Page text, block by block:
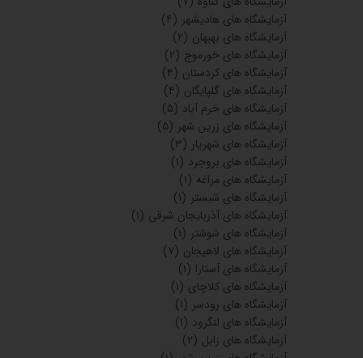
آزمایشگاه های هادیشهر (۴)
آزمایشگاه های بهبهان (۲)
آزمایشگاه های خورموج (۲)
آزمایشگاه های کردستان (۴)
آزمایشگاه های گلپایگان (۴)
آزمایشگاه های خرم آباد (۵)
آزمایشگاه های زرین شهر (۵)
آزمایشگاه های شهریار (۳)
آزمایشگاه های بروجرد (۱)
آزمایشگاه های مراغه (۱)
آزمایشگاه های شبستر (۱)
آزمایشگاه های آذربایجان شرقی (۱)
آزمایشگاه های شوشتر (۱)
آزمایشگاه های لاهیجان (۷)
آزمایشگاه های آستارا (۱)
آزمایشگاه های کلاچای (۱)
آزمایشگاه های رودسر (۱)
آزمایشگاه های لنگرود (۱)
آزمایشگاه های زابل (۲)